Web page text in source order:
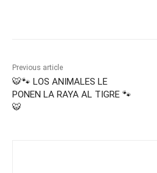
Previous article
🐯🐾 LOS ANIMALES LE
PONEN LA RAYA AL TIGRE 🐾
🐯